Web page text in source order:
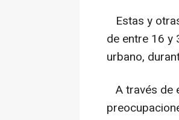
Estas y
de entre 16 y
urbano,
A través de